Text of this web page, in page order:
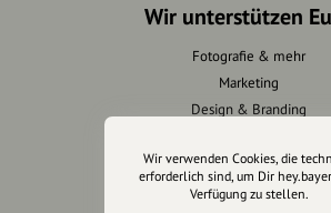
Wir unterstützen
Fotografie & mehr
Marketing
Design & Branding
Wir verwenden Cookies, die
erforderlich sind, um Dir
Verfügung zu stellen.